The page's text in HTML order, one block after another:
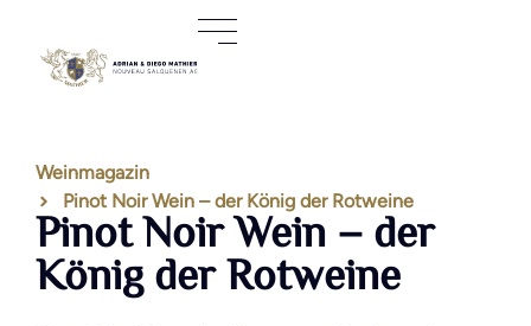
Weinmagazin
Pinot Noir Wein – der König der Rotweine
Pinot Noir Wein – der
König der Rotweine